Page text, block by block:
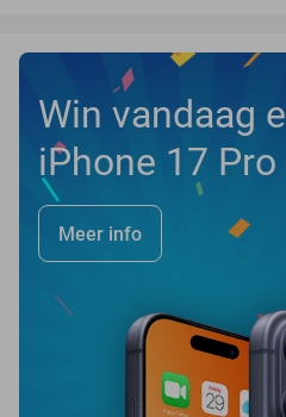
Win vandaag
iPhone 17 Pro
Meer info